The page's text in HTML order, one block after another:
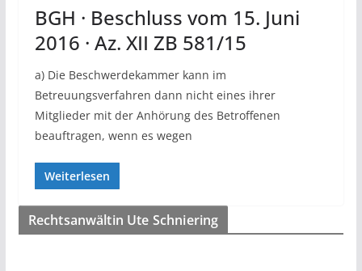
BGH · Beschluss vom 15. Juni
2016 · Az. XII ZB 581/15
a) Die Beschwerdekammer kann im
Betreuungsverfahren dann nicht eines ihrer
Mitglieder mit der Anhörung des Betroffenen
beauftragen, wenn es wegen
Weiterlesen
Rechtsanwältin Ute Schniering